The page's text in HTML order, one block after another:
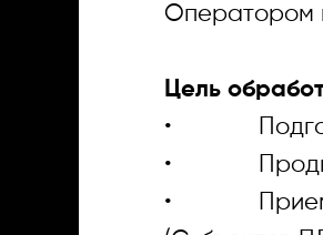
Оператором
Цель
•
•
• Прием и